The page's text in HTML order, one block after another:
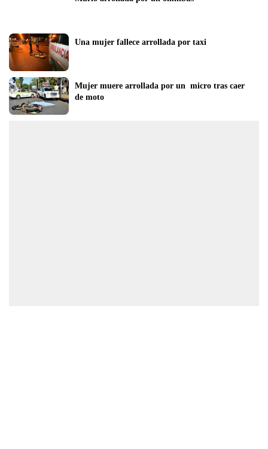
Una mujer fallece arrollada por taxi
Mujer muere arrollada por un  micro tras caer
de moto